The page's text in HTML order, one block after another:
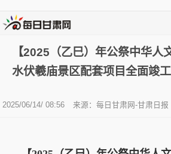
【2025（乙巳）年公祭中华人
水伏羲庙景区配套项目全面竣工
2025/06/14/ 08:56 来源：每日甘肃网-甘肃日报